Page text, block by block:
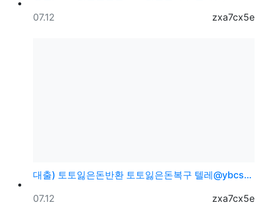
등록자
zxa7cx5e
등록일
07.12
대출) 토토잃은돈반환 토토잃은돈복구 텔레@ybcs24
등록자
zxa7cx5e
등록일
07.12